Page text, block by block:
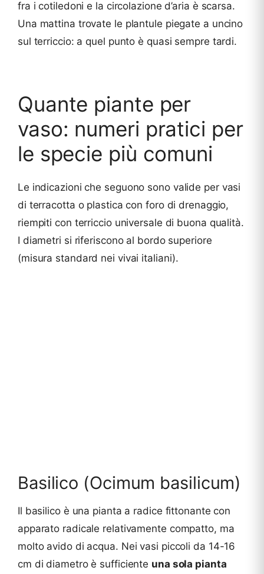
fra i cotiledoni e la circolazione d’aria è scarsa.
Una mattina trovate le plantule piegate a uncino
sul terriccio: a quel punto è quasi sempre tardi.
Quante piante per
vaso: numeri pratici per
le specie più comuni
Le indicazioni che seguono sono valide per vasi
di terracotta o plastica con foro di drenaggio,
riempiti con terriccio universale di buona qualità.
I diametri si riferiscono al bordo superiore
(misura standard nei vivai italiani).
Basilico (Ocimum basilicum)
Il basilico è una pianta a radice fittonante con
apparato radicale relativamente compatto, ma
molto avido di acqua. Nei vasi piccoli da 14-16
cm di diametro è sufficiente una sola pianta